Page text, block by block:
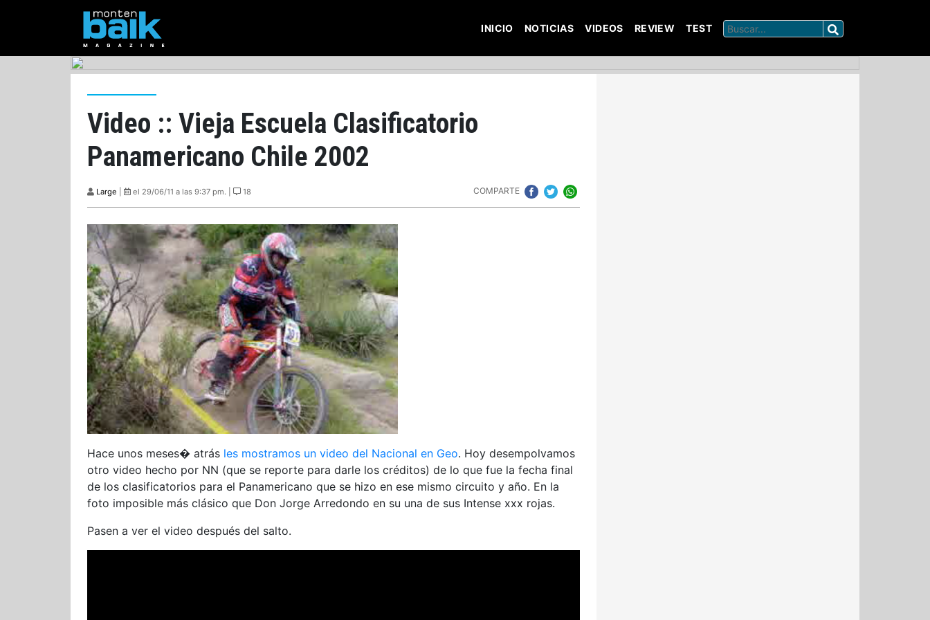
INICIO NOTICIAS VIDEOS REVIEW TEST
Video :: Vieja Escuela Clasificatorio
Panamericano Chile 2002
Large el 29/06/11 a las 9:37 pm. | 18 COMPARTE
Hace unos meses� atrás les mostramos un video del Nacional en Geo. Hoy desempolvamos
otro video hecho por NN (que se reporte para darle los créditos) de lo que fue la fecha final
de los clasificatorios para el Panamericano que se hizo en ese mismo circuito y año. En la
foto imposible más clásico que Don Jorge Arredondo en su una de sus Intense xxx rojas.
Pasen a ver el video después del salto.